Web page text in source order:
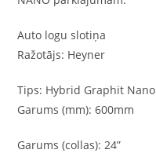
Auto logu slotiņa
Ražotājs: Heyner
Tips: Hybrid Graphit Nano
Garums (mm): 600mm
Garums (collas): 24”